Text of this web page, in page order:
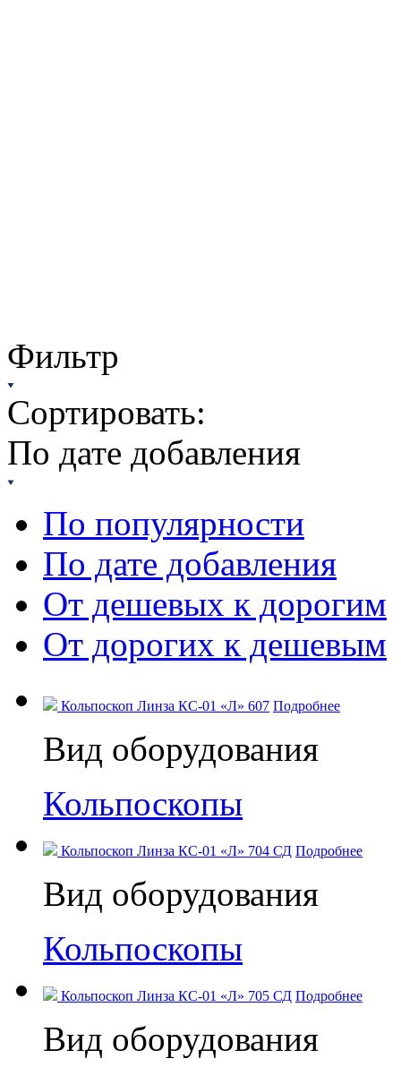
Фильтр
Сортировать:
По дате добавления
По популярности
По дате добавления
От дешевых к дорогим
От дорогих к дешевым
Кольпоскоп Линза КС-01 «Л» 607 Подробнее
Вид оборудования
Кольпоскопы
Кольпоскоп Линза КС-01 «Л» 704 СД Подробнее
Вид оборудования
Кольпоскопы
Кольпоскоп Линза КС-01 «Л» 705 СД Подробнее
Вид оборудования